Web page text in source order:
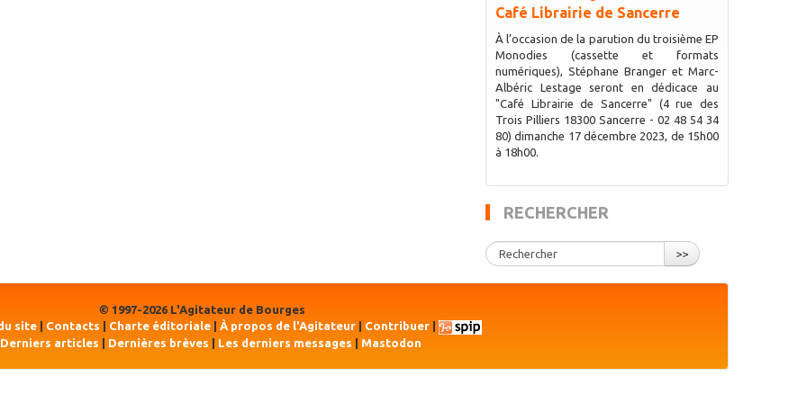
Café Librairie de Sancerre
À l’occasion de la parution du troisième EP
Monodies (cassette et formats
numériques), Stéphane Branger et Marc-
Albéric Lestage seront en dédicace au
"Café Librairie de Sancerre" (4 rue des
Trois Pilliers 18300 Sancerre - 02 48 54 34
80) dimanche 17 décembre 2023, de 15h00
à 18h00.
RECHERCHER
>>
© 1997-2026 L'Agitateur de Bourges
site Contacts Charte éditoriale À propos de l'Agitateur Contribuer
Derniers articles | Dernières brèves | Les derniers messages | Mastodon